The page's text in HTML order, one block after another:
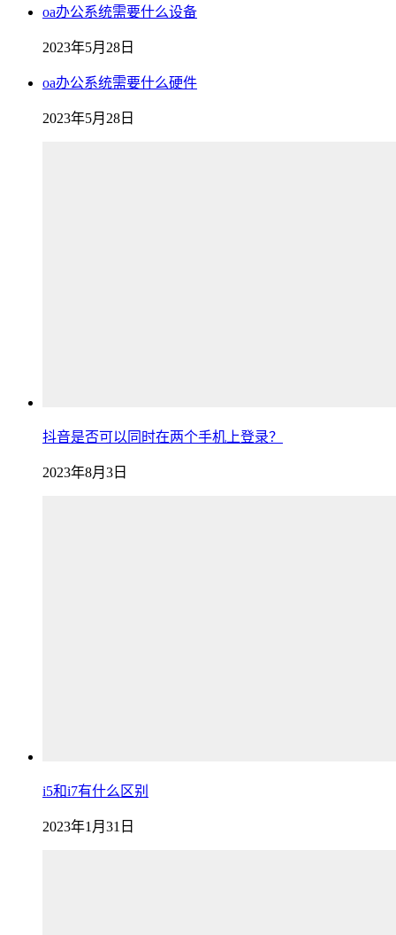
oa办公系统需要什么设备
2023年5月28日
oa办公系统需要什么硬件
2023年5月28日
抖音是否可以同时在两个手机上登录？
2023年8月3日
i5和i7有什么区别
2023年1月31日